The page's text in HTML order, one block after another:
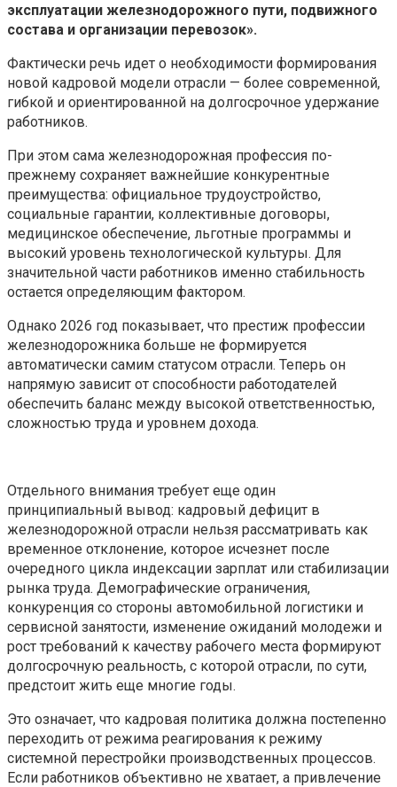
эксплуатации железнодорожного пути, подвижного
состава и организации перевозок».
Фактически речь идет о необходимости формирования
новой кадровой модели отрасли — более современной,
гибкой и ориентированной на долгосрочное удержание
работников.
При этом сама железнодорожная профессия по-
прежнему сохраняет важнейшие конкурентные
преимущества: официальное трудоустройство,
социальные гарантии, коллективные договоры,
медицинское обеспечение, льготные программы и
высокий уровень технологической культуры. Для
значительной части работников именно стабильность
остается определяющим фактором.
Однако 2026 год показывает, что престиж профессии
железнодорожника больше не формируется
автоматически самим статусом отрасли. Теперь он
напрямую зависит от способности работодателей
обеспечить баланс между высокой ответственностью,
сложностью труда и уровнем дохода.
Отдельного внимания требует еще один
принципиальный вывод: кадровый дефицит в
железнодорожной отрасли нельзя рассматривать как
временное отклонение, которое исчезнет после
очередного цикла индексации зарплат или стабилизации
рынка труда. Демографические ограничения,
конкуренция со стороны автомобильной логистики и
сервисной занятости, изменение ожиданий молодежи и
рост требований к качеству рабочего места формируют
долгосрочную реальность, с которой отрасли, по сути,
предстоит жить еще многие годы.
Это означает, что кадровая политика должна постепенно
переходить от режима реагирования к режиму
системной перестройки производственных процессов.
Если работников объективно не хватает, а привлечение